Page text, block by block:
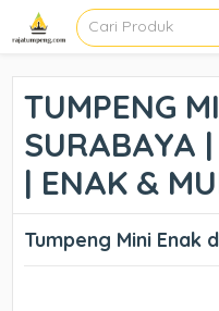
TUMPENG
SURABAYA
| ENAK &
Tumpeng Mini Enak